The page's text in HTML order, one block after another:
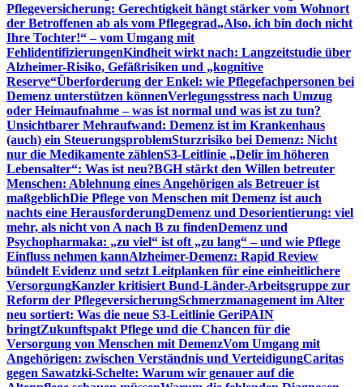
Pflegeversicherung: Gerechtigkeit hängt stärker vom Wohnort
der Betroffenen ab als vom Pflegegrad„Also, ich bin doch nicht
Ihre Tochter!“ – vom Umgang mit
FehlidentifizierungenKindheit wirkt nach: Langzeitstudie über
Alzheimer-Risiko, Gefäßrisiken und „kognitive
Reserve“Überforderung der Enkel: wie Pflegefachpersonen bei
Demenz unterstützen könnenVerlegungsstress nach Umzug
oder Heimaufnahme – was ist normal und was ist zu tun?
Unsichtbarer Mehraufwand: Demenz ist im Krankenhaus
(auch) ein SteuerungsproblemSturzrisiko bei Demenz: Nicht
nur die Medikamente zählenS3-Leitlinie „Delir im höheren
Lebensalter“: Was ist neu?BGH stärkt den Willen betreuter
Menschen: Ablehnung eines Angehörigen als Betreuer ist
maßgeblichDie Pflege von Menschen mit Demenz ist auch
nachts eine HerausforderungDemenz und Desorientierung: viel
mehr, als nicht von A nach B zu findenDemenz und
Psychopharmaka: „zu viel“ ist oft „zu lang“ – und wie Pflege
Einfluss nehmen kannAlzheimer-Demenz: Rapid Review
bündelt Evidenz und setzt Leitplanken für eine einheitlichere
VersorgungKanzler kritisiert Bund-Länder-Arbeitsgruppe zur
Reform der PflegeversicherungSchmerzmanagement im Alter
neu sortiert: Was die neue S3-Leitlinie GeriPAIN
bringtZukunftspakt Pflege und die Chancen für die
Versorgung von Menschen mit DemenzVom Umgang mit
Angehörigen: zwischen Verständnis und VerteidigungCaritas
gegen Sawatzki-Schelte: Warum wir genauer auf die